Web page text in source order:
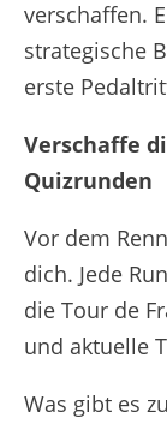
verschaffen.
strategische
erste
Verschaffe
Quizrunden
Vor dem
dich. Jede
die Tour de
und aktuelle
Was gibt es